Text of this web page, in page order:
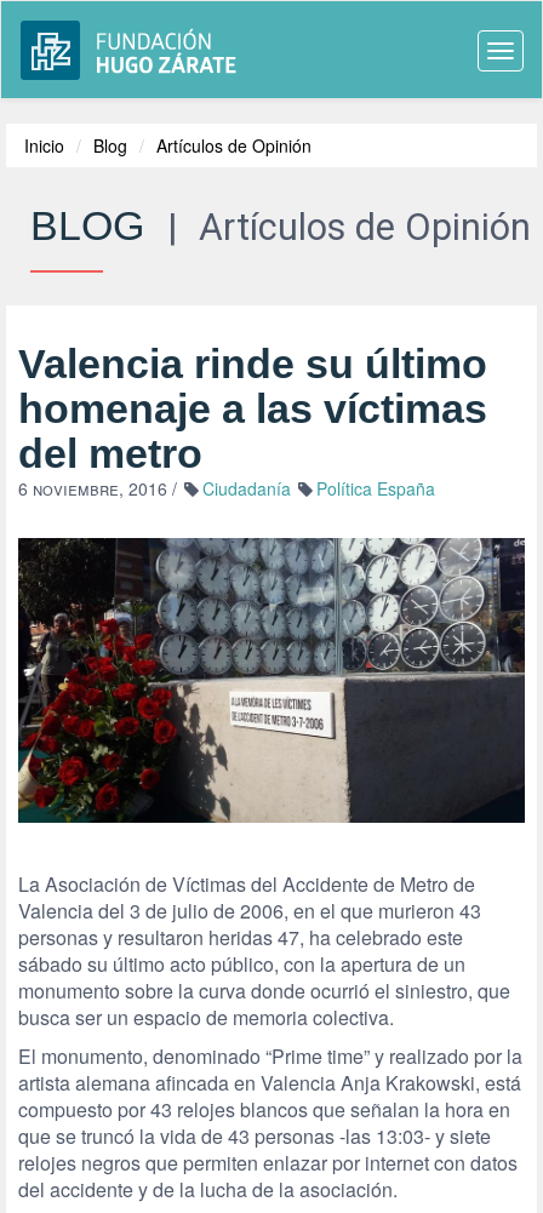
Inicio Blog Artículos de Opinión
BLOG | Artículos de Opinión
Valencia rinde su último
homenaje a las víctimas
del metro
6 noviembre, 2016 / Ciudadanía Política España
La Asociación de Víctimas del Accidente de Metro de
Valencia del 3 de julio de 2006, en el que murieron 43
personas y resultaron heridas 47, ha celebrado este
sábado su último acto público, con la apertura de un
monumento sobre la curva donde ocurrió el siniestro, que
busca ser un espacio de memoria colectiva.
El monumento, denominado “Prime time” y realizado por la
artista alemana afincada en Valencia Anja Krakowski, está
compuesto por 43 relojes blancos que señalan la hora en
que se truncó la vida de 43 personas -las 13:03- y siete
relojes negros que permiten enlazar por internet con datos
del accidente y de la lucha de la asociación.